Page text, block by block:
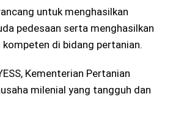
untuk menghasilkan
pedesaan serta menghasilkan
di bidang pertanian.
Kementerian Pertanian
milenial yang tangguh dan